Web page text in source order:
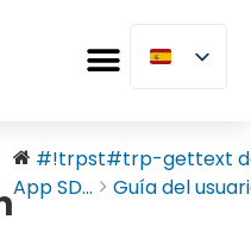
#!trpst#trp-gettext
App SD...
Guía del